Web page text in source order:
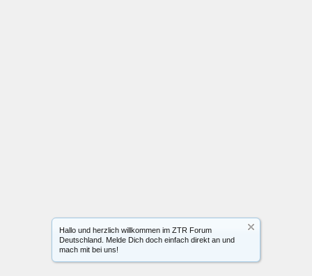
Hallo und herzlich willkommen im ZTR Forum
Deutschland. Melde Dich doch einfach direkt an und
mach mit bei uns!